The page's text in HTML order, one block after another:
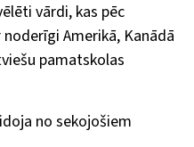
vārdi, kas pēc
Amerikā, Kanādā
pamatskolas
no sekojošiem